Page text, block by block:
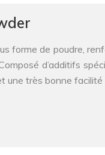
forme de poudre,
d’additifs
très bonne facilité